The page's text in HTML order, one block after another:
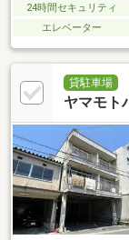
24時間セキュリティ
エレベーター
貸駐車場
ヤマモト